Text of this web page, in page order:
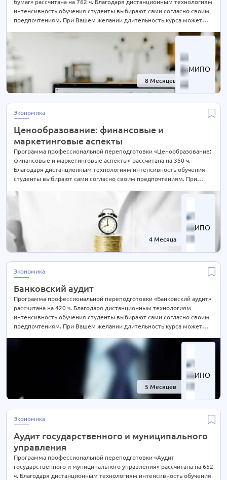
МИПО
8 Месяцев
интенсивность обучения студенты выбирают сами согласно своим
предпочтениям. При Вашем желании длительность курса может
телефону на сайте или отправьте нам заявку для консультации.
ИПО
4 Месяца -60%
Экономика
Ценообразование: финансовые и
маркетинговые аспекты
Программа профессиональной переподготовки «Ценообразование:
финансовые и маркетинговые аспекты» рассчитана на 350 ч.
Благодаря дистанционным технологиям интенсивность обучения
студенты выбирают сами согласно своим предпочтениям. При
СОКРАЩЕНА В 2 РАЗА! Подробности уточняйте по телефону на сайте
или отправьте нам заявку для консультации.
ИПО
5 Месяцев -60%
Экономика
Банковский аудит
Программа профессиональной переподготовки «Банковский аудит»
рассчитана на 420 ч. Благодаря дистанционным технологиям
интенсивность обучения студенты выбирают сами согласно своим
предпочтениям. При Вашем желании длительность курса может
телефону на сайте или отправьте нам заявку для консультации.
Экономика
Аудит государственного и муниципального
управления
Программа профессиональной переподготовки «Аудит
государственного и муниципального управления» рассчитана на 652
ч. Благодаря дистанционным технологиям интенсивность обучения